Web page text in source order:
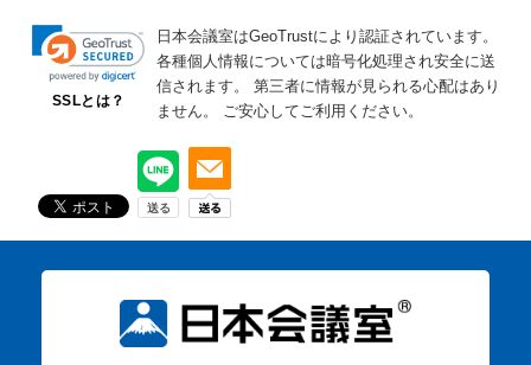
SSLとは？
日本会議室はGeoTrustにより認証されています。
各種個人情報については暗号化処理され安全に送
信されます。
第三者に情報が見られる心配はあり
ません。
ご安心してご利用ください。